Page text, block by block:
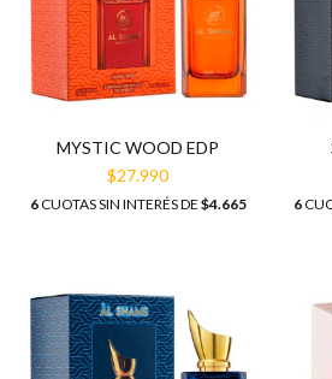
MYSTIC WOOD EDP
$27.990
6CUOTAS SIN INTERÉS DE $4.665 6